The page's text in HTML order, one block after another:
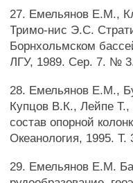
27. Емельянов Е.М.,
Тримо-нис Э.С.
Борнхольмском
ЛГУ, 1989. Сер. 7. №
28. Емельянов Е.М.,
Купцов В.К., Лейпе
состав опорной
Океанология, 1995.
29. Емельянов Е.М.